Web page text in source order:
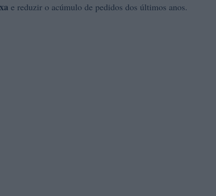
e reduzir o acúmulo de pedidos dos últimos anos.